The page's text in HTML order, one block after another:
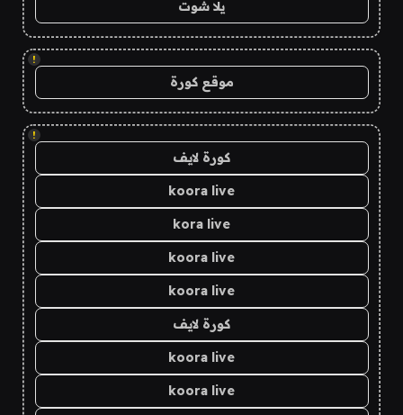
يلا شوت
!
موقع كورة
!
كورة لايف
koora live
kora live
koora live
koora live
كورة لايف
koora live
koora live